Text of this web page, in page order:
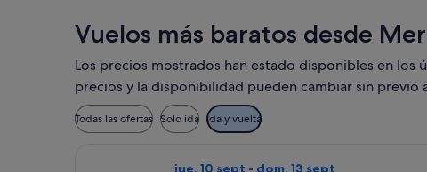
Vuelos más baratos desde
Los precios mostrados han estado disponibles en los
precios y la disponibilidad pueden cambiar sin previo
Todas las ofertas Solo ida Ida y vuelta
jue, 10 sept - dom, 13 sept